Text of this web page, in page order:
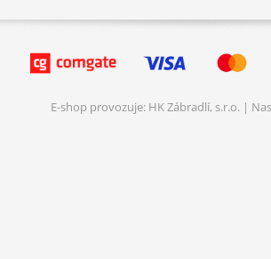
E-shop provozuje: HK Zábradlí, s.r.o. |